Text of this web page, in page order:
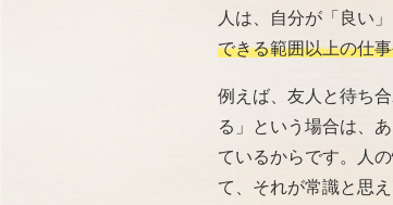
人は、自分が「良い
できる範囲以上の仕
例えば、友人と待ち
る」という場合は、
ているからです。人
て、それが常識と思